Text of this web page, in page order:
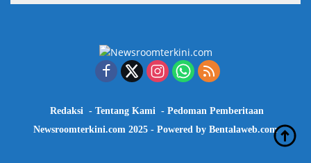
Redaksi Tentang Kami
Pedoman Pemberitaan
Newsroomterkini.com 2025 - Powered by Bentalaweb.com